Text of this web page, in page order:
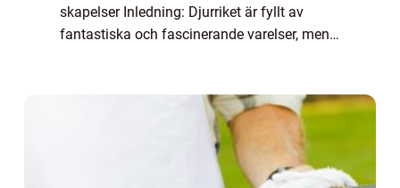
skapelser Inledning: Djurriket är fyllt av
fantastiska och fascinerande varelser, men